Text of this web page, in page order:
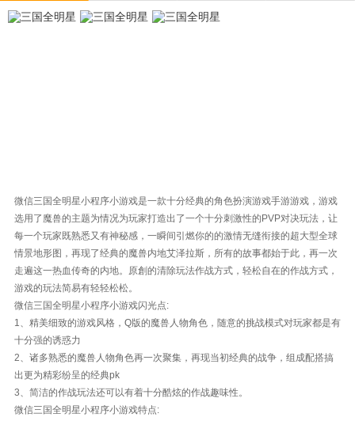
微信三国全明星小程序小游戏是一款十分经典的角色扮演游戏手游游戏，游戏
选用了魔兽的主题为情况为玩家打造出了一个十分刺激性的PVP对决玩法，让
每一个玩家既熟悉又有神秘感，一瞬间引燃你的的激情无缝衔接的超大型全球
情景地形图，再现了经典的魔兽内地艾泽拉斯，所有的故事都始于此，再一次
走遍这一热血传奇的内地。原創的清除玩法作战方式，轻松自在的作战方式，
游戏的玩法简易有轻轻松松。
微信三国全明星小程序小游戏闪光点:
1、精美细致的游戏风格，Q版的魔兽人物角色，随意的挑战模式对玩家都是有
十分强的诱惑力
2、诸多熟悉的魔兽人物角色再一次聚集，再现当初经典的战争，组成配搭搞
出更为精彩纷呈的经典pk
3、简洁的作战玩法还可以有着十分酷炫的作战趣味性。
微信三国全明星小程序小游戏特点: